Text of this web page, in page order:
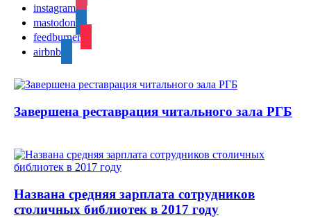
instagram
mastodon
feedburner
airbnb
Завершена реставрация читального зала РГБ
Названа средняя зарплата сотрудников
столичных библиотек в 2017 году